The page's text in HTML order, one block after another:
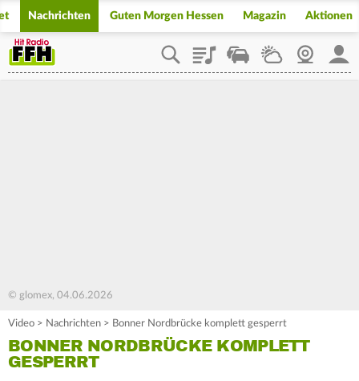
Nachrichten Guten Morgen Hessen Magazin Aktionen
PlaylistStaupilotWetterWebcam
© glomex, 04.06.2026
Video > Nachrichten > Bonner Nordbrücke komplett gesperrt
BONNER NORDBRÜCKE KOMPLETT
GESPERRT